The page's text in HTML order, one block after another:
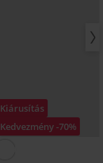
Kiárusítás
Kedvezmény -70%